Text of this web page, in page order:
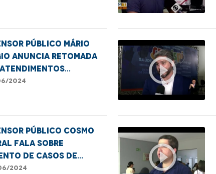
público Mário
anuncia retomada
em Codó
2024 play_circle_outline
público Cosmo
fala sobre
de casos de
contra idosos
2024 play_circle_outline